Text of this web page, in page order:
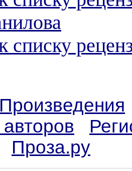
списку
Произведения
Проза.ру